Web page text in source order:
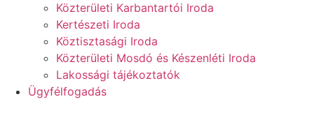
Közterületi Karbantartói Iroda
Kertészeti Iroda
Köztisztasági Iroda
Közterületi Mosdó és Készenléti Iroda
Lakossági tájékoztatók
Ügyfélfogadás